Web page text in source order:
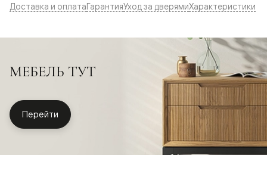
Доставка и оплатаГарантияУход за дверямиХарактеристики
МЕБЕЛЬ ТУТ
Перейти